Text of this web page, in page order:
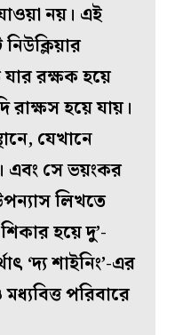
নয়। এই
যার রক্ষক হয়ে
রাক্ষস হয়ে যায়।
যেখানে
এবং সে ভয়ংকর
লিখতে
হয়ে দু’-
‘দ্য শাইনিং’-এর
পরিবারে